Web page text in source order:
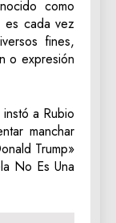
como
cada vez
fines,
o expresión
a Rubio
manchar
Trump»
No Es Una